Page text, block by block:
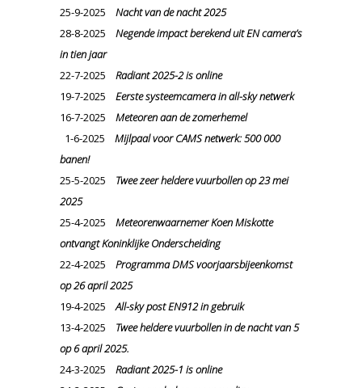
25-9-2025 Nacht van de nacht 2025
28-8-2025
Negende impact berekend uit EN camera’s
in tien jaar
22-7-2025 Radiant 2025-2 is online
19-7-2025 Eerste systeemcamera in all-sky netwerk
16-7-2025
Meteoren aan de zomerhemel
1-6-2025
Mijlpaal voor CAMS netwerk: 500 000
banen!
25-5-2025 Twee zeer heldere vuurbollen op 23 mei
2025
25-4-2025 Meteorenwaarnemer Koen Miskotte
ontvangt Koninklijke Onderscheiding
22-4-2025 Programma DMS voorjaarsbijeenkomst
op 26 april 2025
19-4-2025All-sky post EN912 in gebruik
13-4-2025
Twee heldere vuurbollen in de nacht van 5
op 6 april 2025.
24-3-2025 Radiant 2025-1 is online